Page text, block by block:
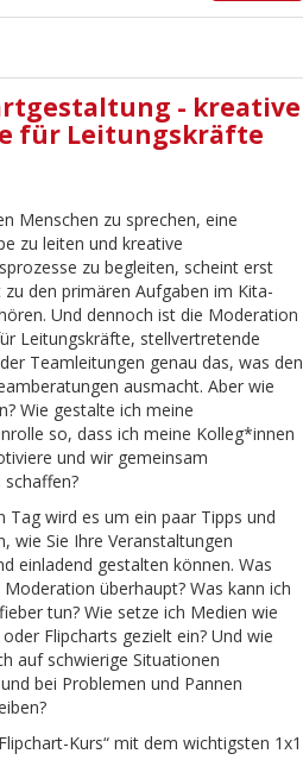
- kreative
für Leitungskräfte
Menschen zu sprechen, eine
zu leiten und kreative
zu begleiten, scheint erst
den primären Aufgaben im Kita-
Und dennoch ist die Moderation
Leitungskräfte, stellvertretende
Teamleitungen genau das, was den
ausmacht. Aber wie
Wie gestalte ich meine
so, dass ich meine Kolleg*innen
und wir gemeinsam
Tag wird es um ein paar Tipps und
wie Sie Ihre Veranstaltungen
einladend gestalten können. Was
überhaupt? Was kann ich
tun? Wie setze ich Medien wie
Flipcharts gezielt ein? Und wie
auf schwierige Situationen
bei Problemen und Pannen
Kurs“ mit dem wichtigsten 1x1